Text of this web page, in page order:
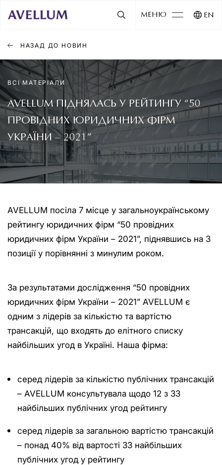
МЕНЮ EN
НАЗАД ДО НОВИН
ВСІ МАТЕРІАЛИ
AVELLUM ПІДНЯЛАСЬ У РЕЙТИНГУ “50
ПРОВІДНИХ ЮРИДИЧНИХ ФІРМ
УКРАЇНИ – 2021”
AVELLUM посіла 7 місце у загальноукраїнському
рейтингу юридичних фірм “50 провідних
юридичних фірм України – 2021”, піднявшись на 3
позиції у порівнянні з минулим роком.
За результатами дослідження “50 провідних
юридичних фірм України – 2021” AVELLUM є
одним з лідерів за кількістю та вартістю
трансакцій, що входять до елітного списку
найбільших угод в Україні. Наша фірма:
cеред лідерів за кількістю публічних трансакцій
– AVELLUM консультувала щодо 12 з 33
найбільших публічних угод рейтингу
cеред лідерів за загальною вартістю трансакцій
– понад 40% від вартості 33 найбільших
публічних угод у рейтингу